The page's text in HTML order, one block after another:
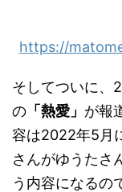
https://
そしてついに、
の 「熱愛」 が報
容は2022年5月
さんがゆうたさ
う内容になるの